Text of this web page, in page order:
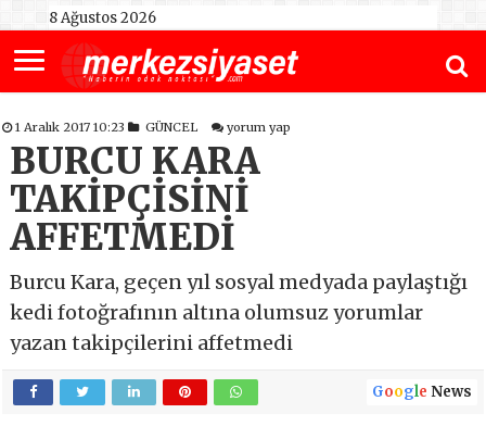
8 Ağustos 2026
1 Aralık 2017 10:23 GÜNCEL yorum yap
BURCU KARA
TAKİPÇİSİNİ
AFFETMEDİ
Burcu Kara, geçen yıl sosyal medyada paylaştığı
kedi fotoğrafının altına olumsuz yorumlar
yazan takipçilerini affetmedi
Google News